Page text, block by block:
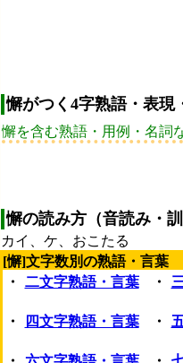
懈がつく4字熟語・表現
懈を含む熟語・用例・名詞
懈の読み方（音読み・訓
カイ、ケ、おこたる
[懈]文字数別の熟語・言葉
・
二文字熟語・言葉 ・
・ 四文字熟語・言葉 ・